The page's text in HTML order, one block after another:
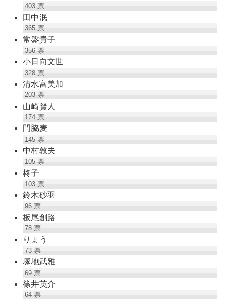
403票
田中泯
365票
常盤貴子
356票
小日向文世
328票
清水富美加
203票
山崎賢人
174票
門脇麦
145票
中村敦夫
105票
柊子
103票
鈴木砂羽
96票
板尾創路
78票
りょう
73票
塚地武雅
69票
篠井英介
64票